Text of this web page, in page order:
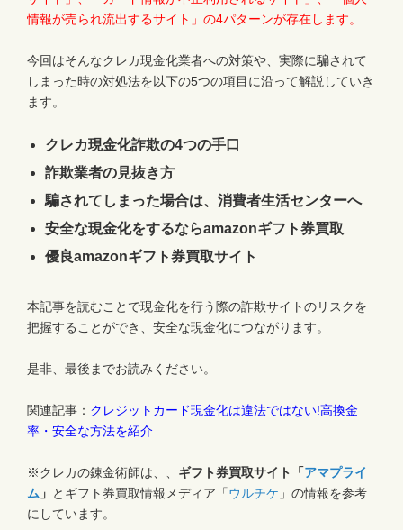
情報が売られ流出するサイト」の4パターンが存在します。
今回はそんなクレカ現金化業者への対策や、実際に騙されて
しまった時の対処法を以下の5つの項目に沿って解説していき
ます。
クレカ現金化詐欺の4つの手口
詐欺業者の見抜き方
騙されてしまった場合は、消費者生活センターへ
安全な現金化をするならamazonギフト券買取
優良amazonギフト券買取サイト
本記事を読むことで現金化を行う際の詐欺サイトのリスクを
把握することができ、安全な現金化につながります。
是非、最後までお読みください。
関連記事： クレジットカード現金化は違法ではない!高換金
率・安全な方法を紹介
※クレカの錬金術師は、、 ギフト券買取サイト「アマプライ
ム 」 とギフト券買取情報メディア「ウルチケ 」の情報を参考
にしています。